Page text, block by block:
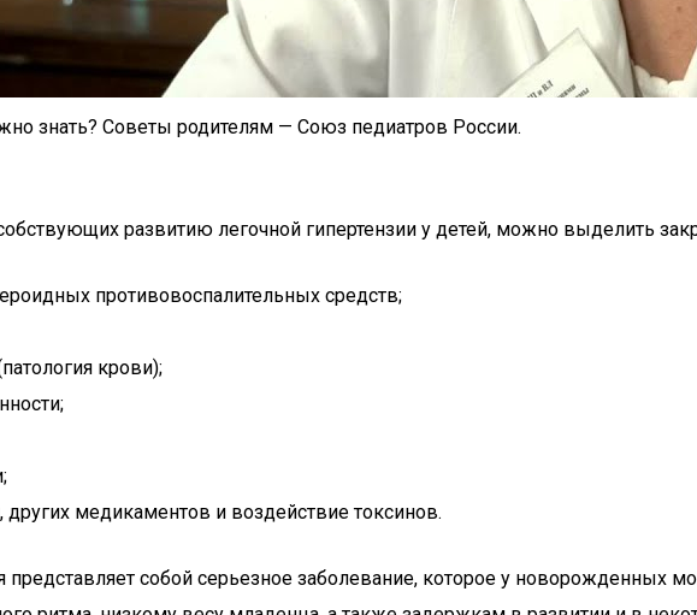
знать? Советы родителям — Союз педиатров России.
развитию легочной гипертензии у детей, можно выделить
противовоспалительных средств;
крови);
других медикаментов и воздействие токсинов.
представляет собой серьезное заболевание, которое у новорожденных